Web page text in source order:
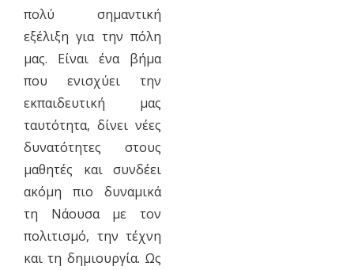
πολύ σημαντική
εξέλιξη για την πόλη
μας. Είναι ένα βήμα
που ενισχύει την
εκπαιδευτική μας
ταυτότητα, δίνει νέες
δυνατότητες στους
μαθητές και συνδέει
ακόμη πιο δυναμικά
τη Νάουσα με τον
πολιτισμό, την τέχνη
και τη δημιουργία. Ως